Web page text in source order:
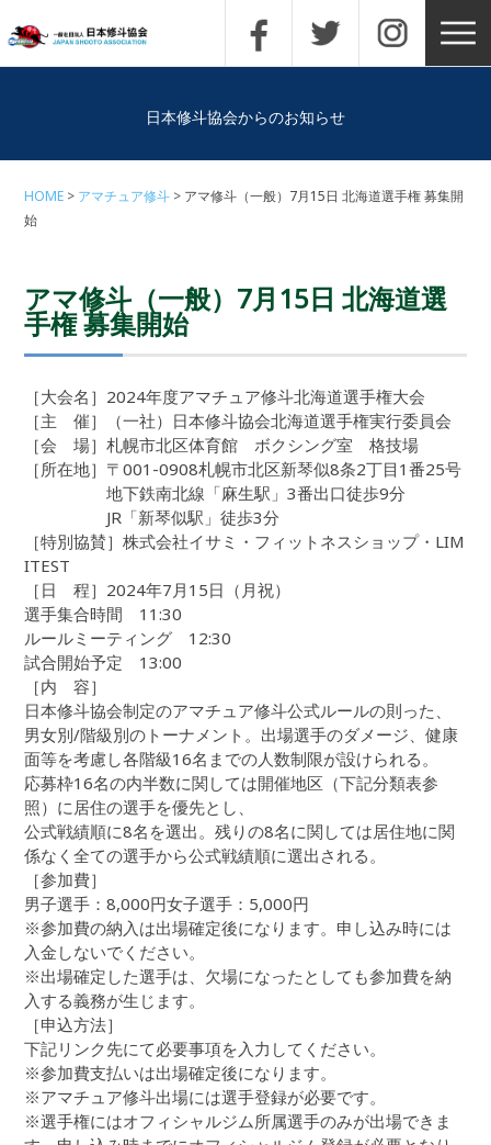
日本修斗協会からのお知らせ
HOME アマチュア修斗
アマ修斗（一般）7月15日 北海道選手権 募集開
始
アマ修斗（一般）7月15日 北海道選
手権 募集開始
［大会名］2024年度アマチュア修斗北海道選手権大会
［主 催］（一社）日本修斗協会北海道選手権実行委員会
［会 場］札幌市北区体育館 ボクシング室 格技場
［所在地］〒001-0908札幌市北区新琴似8条2丁目1番25号
地下鉄南北線「麻生駅」3番出口徒歩9分
JR「新琴似駅」徒歩3分
［特別協賛］株式会社イサミ・フィットネスショップ・LIM
ITEST
［日 程］2024年7月15日（月祝）
選手集合時間 11:30
ルールミーティング 12:30
試合開始予定 13:00
［内 容］
日本修斗協会制定のアマチュア修斗公式ルールの則った、
男女別/階級別のトーナメント。出場選手のダメージ、健康
面等を考慮し各階級16名までの人数制限が設けられる。
応募枠16名の内半数に関しては開催地区（下記分類表参
照）に居住の選手を優先とし、
公式戦績順に8名を選出。残りの8名に関しては居住地に関
係なく全ての選手から公式戦績順に選出される。
［参加費］
男子選手：8,000円女子選手：5,000円
※参加費の納入は出場確定後になります。申し込み時には
入金しないでください。
※出場確定した選手は、欠場になったとしても参加費を納
入する義務が生じます。
［申込方法］
下記リンク先にて必要事項を入力してください。
※参加費支払いは出場確定後になります。
※アマチュア修斗出場には選手登録が必要です。
※選手権にはオフィシャルジム所属選手のみが出場できま